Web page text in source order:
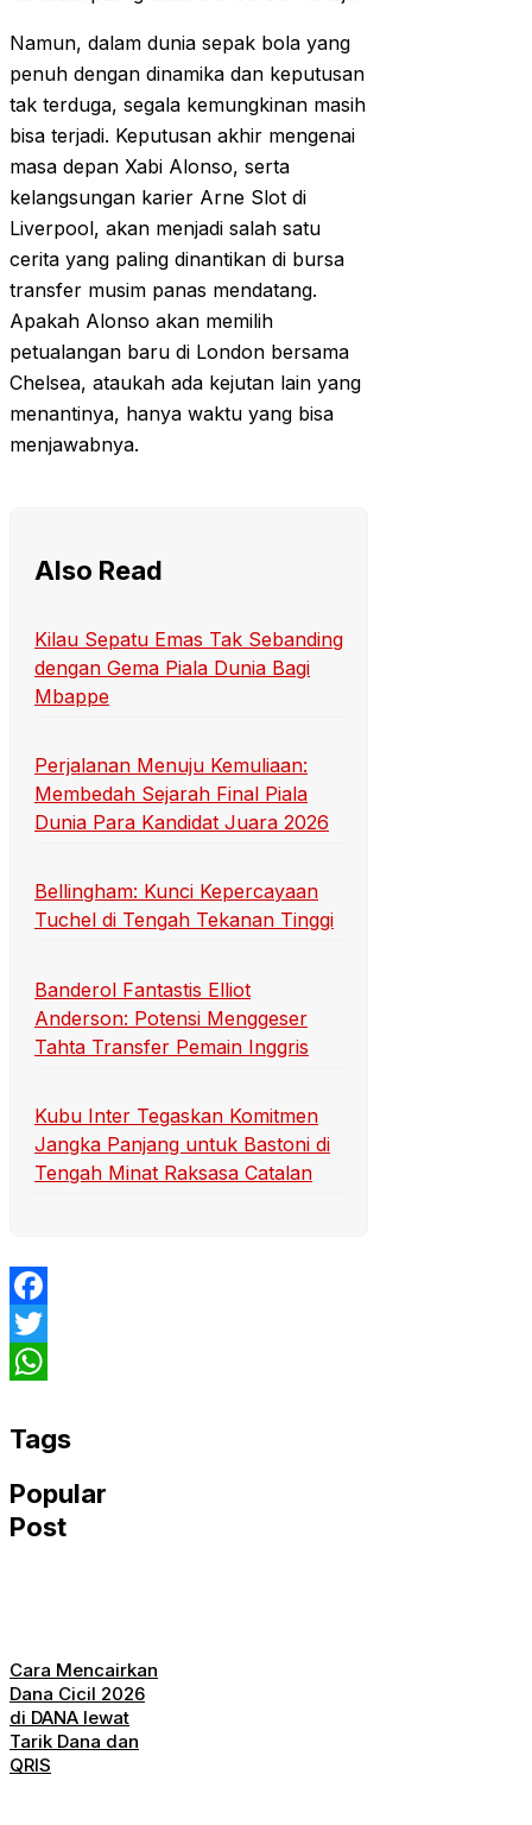
Namun, dalam dunia sepak bola yang
penuh dengan dinamika dan keputusan
tak terduga, segala kemungkinan masih
bisa terjadi. Keputusan akhir mengenai
masa depan Xabi Alonso, serta
kelangsungan karier Arne Slot di
Liverpool, akan menjadi salah satu
cerita yang paling dinantikan di bursa
transfer musim panas mendatang.
Apakah Alonso akan memilih
petualangan baru di London bersama
Chelsea, ataukah ada kejutan lain yang
menantinya, hanya waktu yang bisa
menjawabnya.
Also Read
Kilau Sepatu Emas Tak Sebanding
dengan Gema Piala Dunia Bagi
Mbappe
Perjalanan Menuju Kemuliaan:
Membedah Sejarah Final Piala
Dunia Para Kandidat Juara 2026
Bellingham: Kunci Kepercayaan
Tuchel di Tengah Tekanan Tinggi
Banderol Fantastis Elliot
Anderson: Potensi Menggeser
Tahta Transfer Pemain Inggris
Kubu Inter Tegaskan Komitmen
Jangka Panjang untuk Bastoni di
Tengah Minat Raksasa Catalan
Facebook
Twitter
Tags
Popular
Post
Cara Mencairkan
Dana Cicil 2026
di DANA lewat
Tarik Dana dan
QRIS